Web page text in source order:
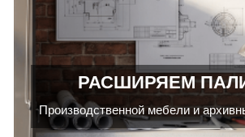
РАСШИРЯЕМ
Производственной мебели и